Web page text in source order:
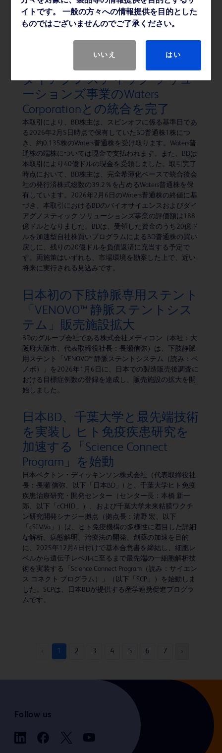
の「ピュアウィック™ 体外式カテーテル」シリーズよ
り、新たに「ピュアウィック™ フレックス 女性用体外式
カテーテル」および「ピュアウィック™ 男性用体外式カ
ダイアグノスティック ソリュ
ーションズ事業のWaters
Corporationとの統合を完了
本取引により、BD株主は、スピンオフに係る基準日であ
る2026年2月5日時点で保有していたBD普通株1株につ
き、約0.135株のWaters普通株を受け取ります。Waters普
通株の端株については現金で支払われます。また、BDは
本取引により40億ドルの現金を受領しました。取引完了
時点において、BD株主は、完全希薄化ベースで統合後会
社の発行済株式総数の39.2％を占めるWaters普通株を保
有しています。2026年2月6日のWaters普通株の終値に基
づき、本取引におけるBDのバイオサイエンスおよびダイ
アグノスティック ソリューションズ事業の評価額は188
億ドルとなりました。BDは、受領した資金のうち20億ド
ルを加速型自社株買いプログラムによるBD普通株の買い
戻しに、残りの20億ドルを負債返済に充当する予定で
す。両施策はいずれも、市場環境を勘案した上で、近い
将来に実行される見込みです。
日本初の下肢静脈専用ステント
「VENOVO™ 静脈ステントシス
テム」販売施設拡大
BDのグループ会社である株式会社メディコン（本社：大
阪府大阪市、代表取締役社長：長瀬信弥）は、下肢静脈
用ステント「VENOVO™ 静脈ステントシステム（読み：ベ
ノボ）」を2026年1月6日に、日本での製造販売後調査に
おける目標症例数の登録を達成し、販売施設の拡大を開
始しました。
日本BD、千葉大学と最先端技術
を実装し ヒト免疫疾患研究を
加速する「Science Connect
Program」を始動
日本ベクトン・ディッキンソン株式会社（代表取締役社
長：長瀬 信弥、以下「日本BD」) と、千葉大学ヒト免疫
疾患治療研究・開発センター（センター長：本橋 新一
郎、以下「cCHID」）、および千葉大学未来粘膜ワクチ
ン研究開発シナジー拠点（拠点長：清野 宏、以下
「cSIMVa」）は、ヒト免疫機構の多様性に着目した詳細
な解析、病態解明、治療法の開発、創薬の加速を目的
に、2025年12月4日付けで基本合意書を締結し、細胞レ
ベルから遺伝子レベルに至るまで最先端の一細胞解析技
術を実装する「Science Connect Program（読み：サイエン
ス コネクト ブログラム）」（以下「SCP」）を始動しま
した。SCPは、日本BDが提供する産学連携促進プログラ
ムです。
‹ 1 2 3 4 5 6 7 ›
Follow us
イトです。 一般の方々への情報提供を目的とした
ものではございませんのでご了承ください。
いいえ はい